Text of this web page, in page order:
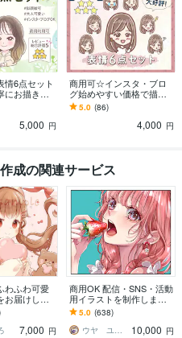
情6点セット
お描きし
挿絵、セッ
し、X、 W
5,000 円
商用可☆インスタ・ブロ
グ始めやすい価格で描き
ます インスタ、挿絵、ブ
ログ吹き出し、X、HP、
チラシ、表情セット
5.0 (86)
4,000 円
成の関連サービス
わふわ可愛
お届けしま
、グッズな
使用可能
7,000 円
商用OK 配信・SNS・活動
用イラストを制作します
商用OK 様々なタッチで
理想通りのアイコンお描
きいたします。
5.0 (638)
ウヤ ユリコ
10,000 円